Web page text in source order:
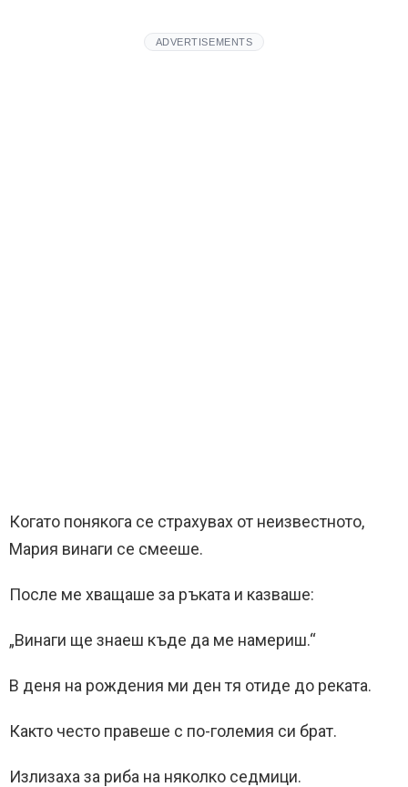
ADVERTISEMENTS
Когато понякога се страхувах от неизвестното,
Мария винаги се смееше.
После ме хващаше за ръката и казваше:
„Винаги ще знаеш къде да ме намериш.“
В деня на рождения ми ден тя отиде до реката.
Както често правеше с по-големия си брат.
Излизаха за риба на няколко седмици.